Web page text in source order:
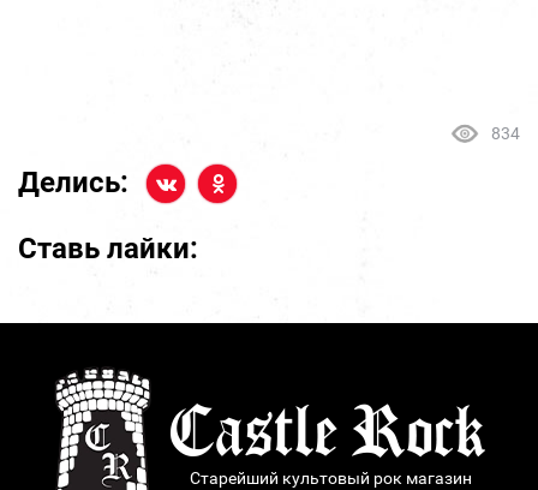
834
Делись:
Ставь лайки:
Старейший культовый рок магазин